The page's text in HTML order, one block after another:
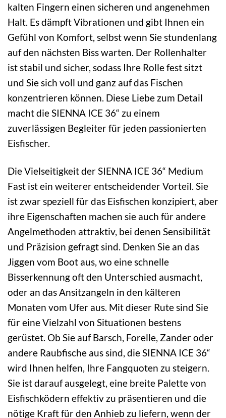
kalten Fingern einen sicheren und angenehmen
Halt. Es dämpft Vibrationen und gibt Ihnen ein
Gefühl von Komfort, selbst wenn Sie stundenlang
auf den nächsten Biss warten. Der Rollenhalter
ist stabil und sicher, sodass Ihre Rolle fest sitzt
und Sie sich voll und ganz auf das Fischen
konzentrieren können. Diese Liebe zum Detail
macht die SIENNA ICE 36“ zu einem
zuverlässigen Begleiter für jeden passionierten
Eisfischer.
Die Vielseitigkeit der SIENNA ICE 36“ Medium
Fast ist ein weiterer entscheidender Vorteil. Sie
ist zwar speziell für das Eisfischen konzipiert, aber
ihre Eigenschaften machen sie auch für andere
Angelmethoden attraktiv, bei denen Sensibilität
und Präzision gefragt sind. Denken Sie an das
Jiggen vom Boot aus, wo eine schnelle
Bisserkennung oft den Unterschied ausmacht,
oder an das Ansitzangeln in den kälteren
Monaten vom Ufer aus. Mit dieser Rute sind Sie
für eine Vielzahl von Situationen bestens
gerüstet. Ob Sie auf Barsch, Forelle, Zander oder
andere Raubfische aus sind, die SIENNA ICE 36“
wird Ihnen helfen, Ihre Fangquoten zu steigern.
Sie ist darauf ausgelegt, eine breite Palette von
Eisfischködern effektiv zu präsentieren und die
nötige Kraft für den Anhieb zu liefern, wenn der